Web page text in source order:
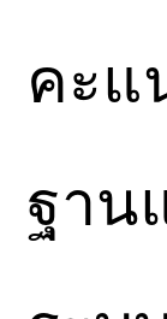
คะแ
ฐาน